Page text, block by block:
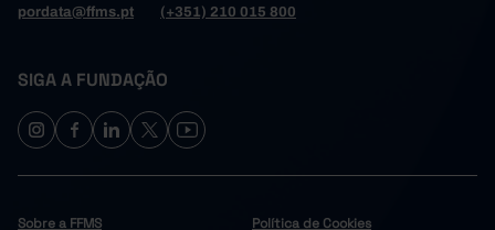
pordata@ffms.pt
(+351) 210 015 800
SIGA A FUNDAÇÃO
Sobre a FFMS Política de Cookies